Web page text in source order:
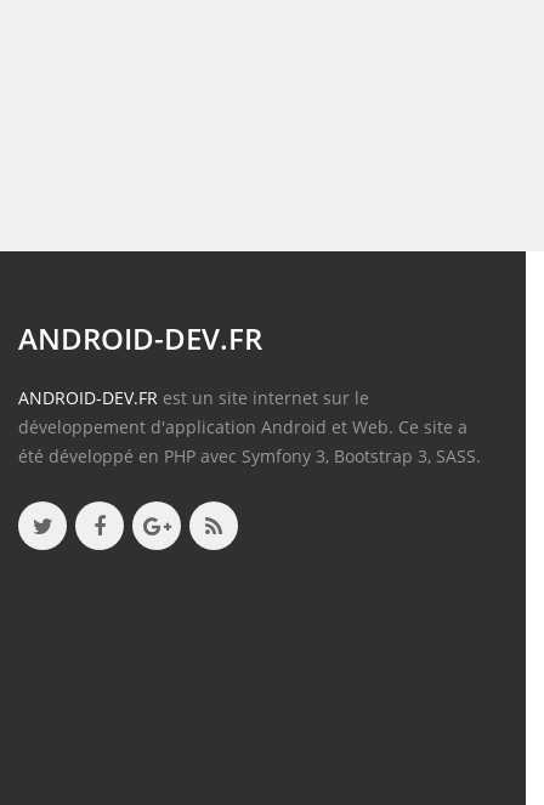
ANDROID-DEV.FR
ANDROID-DEV.FR est un site internet sur le
développement d'application Android et Web. Ce site a
été développé en PHP avec Symfony 3, Bootstrap 3, SASS.